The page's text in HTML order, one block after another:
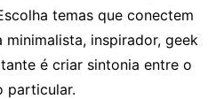
temas que conectem
inspirador, geek
é criar sintonia entre o
particular.